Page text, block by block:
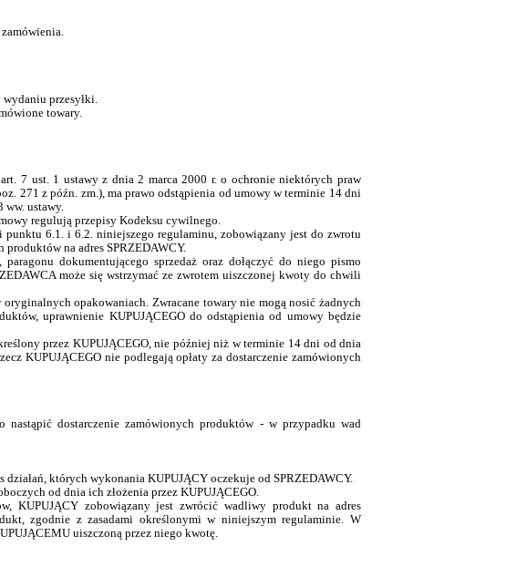
wydaniu przesyłki.
towary.
7 ust. 1 ustawy z dnia 2 marca 2000 r. o ochronie niektórych praw
271 z późn. zm.), ma prawo odstąpienia od umowy w terminie 14 dni
ww. ustawy.
regulują przepisy Kodeksu cywilnego.
6.1. i 6.2. niniejszego regulaminu, zobowiązany jest do zwrotu
na adres SPRZEDAWCY.
dokumentującego sprzedaż oraz dołączyć do niego pismo
może się wstrzymać ze zwrotem uiszczonej kwoty do chwili
opakowaniach. Zwracane towary nie mogą nosić żadnych
uprawnienie KUPUJĄCEGO do odstąpienia od umowy będzie
przez KUPUJĄCEGO, nie później niż w terminie 14 dni od dnia
KUPUJĄCEGO nie podlegają opłaty za dostarczenie zamówionych
dostarczenie zamówionych produktów - w przypadku wad
których wykonania KUPUJĄCY oczekuje od SPRZEDAWCY.
od dnia ich złożenia przez KUPUJĄCEGO.
KUPUJĄCY zobowiązany jest zwrócić wadliwy produkt na adres
zgodnie z zasadami określonymi w niniejszym regulaminie. W
uiszczoną przez niego kwotę.